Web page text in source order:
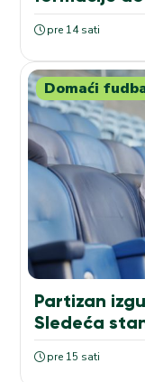
pre 14 sati
Domaći
Partizan
Sledeća
pre 15 sati